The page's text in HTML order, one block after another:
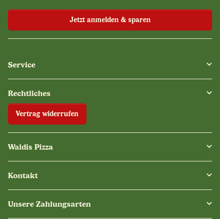
Jetzt anmelden & sparen
Service
Rechtliches
Vertrag widerrufen
Waldis Pizza
Kontakt
Unsere Zahlungsarten